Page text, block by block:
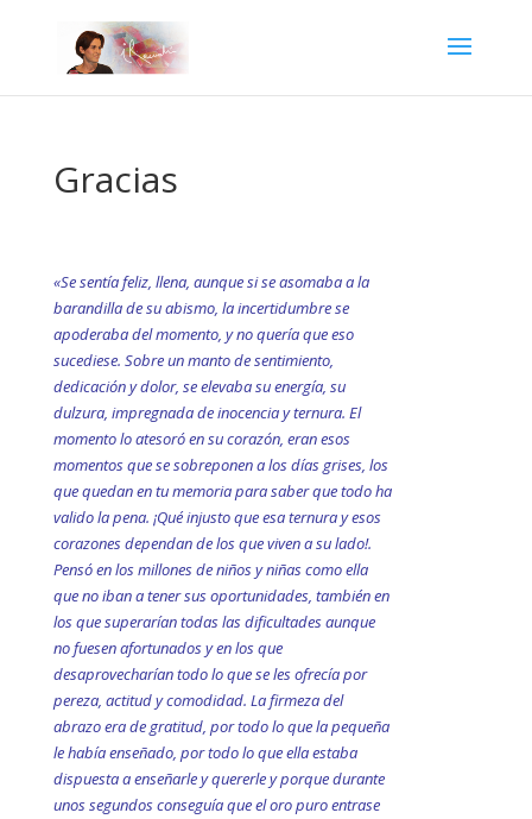
Gracias
«Se sentía feliz, llena, aunque si se asomaba a la
barandilla de su abismo, la incertidumbre se
apoderaba del momento, y no quería que eso
sucediese. Sobre un manto de sentimiento,
dedicación y dolor, se elevaba su energía, su
dulzura, impregnada de inocencia y ternura. El
momento lo atesoró en su corazón, eran esos
momentos que se sobreponen a los días grises, los
que quedan en tu memoria para saber que todo ha
valido la pena. ¡Qué injusto que esa ternura y esos
corazones dependan de los que viven a su lado!.
Pensó en los millones de niños y niñas como ella
que no iban a tener sus oportunidades, también en
los que superarían todas las dificultades aunque
no fuesen afortunados y en los que
desaprovecharían todo lo que se les ofrecía por
pereza, actitud y comodidad. La firmeza del
abrazo era de gratitud, por todo lo que la pequeña
le había enseñado, por todo lo que ella estaba
dispuesta a enseñarle y quererle y porque durante
unos segundos conseguía que el oro puro entrase